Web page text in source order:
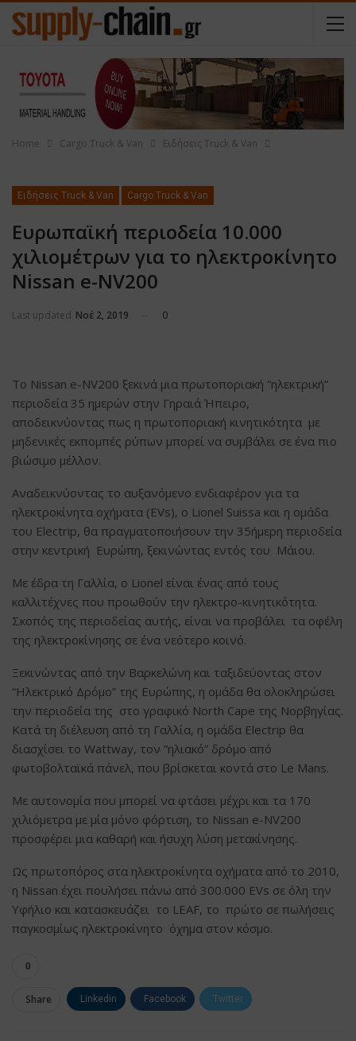
Home Cargo Truck & Van Ειδήσεις Truck & Van
Ειδήσεις Truck & Van Cargo Truck & Van
Ευρωπαϊκή περιοδεία 10.000
χιλιομέτρων για το ηλεκτροκίνητο
Nissan e-NV200
Last updated Νοέ 2, 2019 0
Το Nissan e-NV200 ξεκινά μια πρωτοποριακή “ηλεκτρική”
περιοδεία 35 ημερών στην Γηραιά Ήπειρο,
αποδεικνύοντας πως η πρωτοποριακή κινητικότητα με
μηδενικές εκπομπές ρύπων μπορεί να συμβάλει σε ένα πιο
βιώσιμο μέλλον.
Αναδεικνύοντας το αυξανόμενο ενδιαφέρον για τα
ηλεκτροκίνητα οχήματα (EVs), ο Lionel Suissa και η ομάδα
του Electrip, θα πραγματοποιήσουν την 35ήμερη περιοδεία
στην κεντρική Ευρώπη, ξεκινώντας εντός του Μάιου.
Με έδρα τη Γαλλία, ο Lionel είναι ένας από τους
καλλιτέχνες που προωθούν την ηλεκτρο-κινητικότητα.
Σκοπός της περιοδείας αυτής, είναι να προβάλει τα οφέλη
της ηλεκτροκίνησης σε ένα νεότερο κοινό.
Ξεκινώντας από την Βαρκελώνη και ταξιδεύοντας στον
“Ηλεκτρικό Δρόμο” της Ευρώπης, η ομάδα θα ολοκληρώσει
την περιοδεία της στο γραφικό North Cape της Νορβηγίας.
Κατά τη διέλευση από τη Γαλλία, η ομάδα Electrip θα
διασχίσει το Wattway, τον “ηλιακό” δρόμο από
φωτοβολταϊκά πάνελ, που βρίσκεται κοντά στο Le Mans.
Με αυτονομία που μπορεί να φτάσει μέχρι και τα 170
χιλιόμετρα με μία μόνο φόρτιση, το Nissan e-NV200
προσφέρει μια καθαρή και ήσυχη λύση μετακίνησης.
Ως πρωτοπόρος στα ηλεκτροκίνητα οχήματα από το 2010,
η Nissan έχει πουλήσει πάνω από 300.000 EVs σε όλη την
Υφήλιο και κατασκευάζει το LEAF, το πρώτο σε πωλήσεις
παγκοσμίως ηλεκτροκίνητο όχημα στον κόσμο.
0
Share Linkedin Facebook Twitter